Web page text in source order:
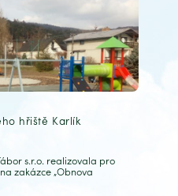
hřiště Karlík
s.r.o. realizovala pro
zakázce „Obnova